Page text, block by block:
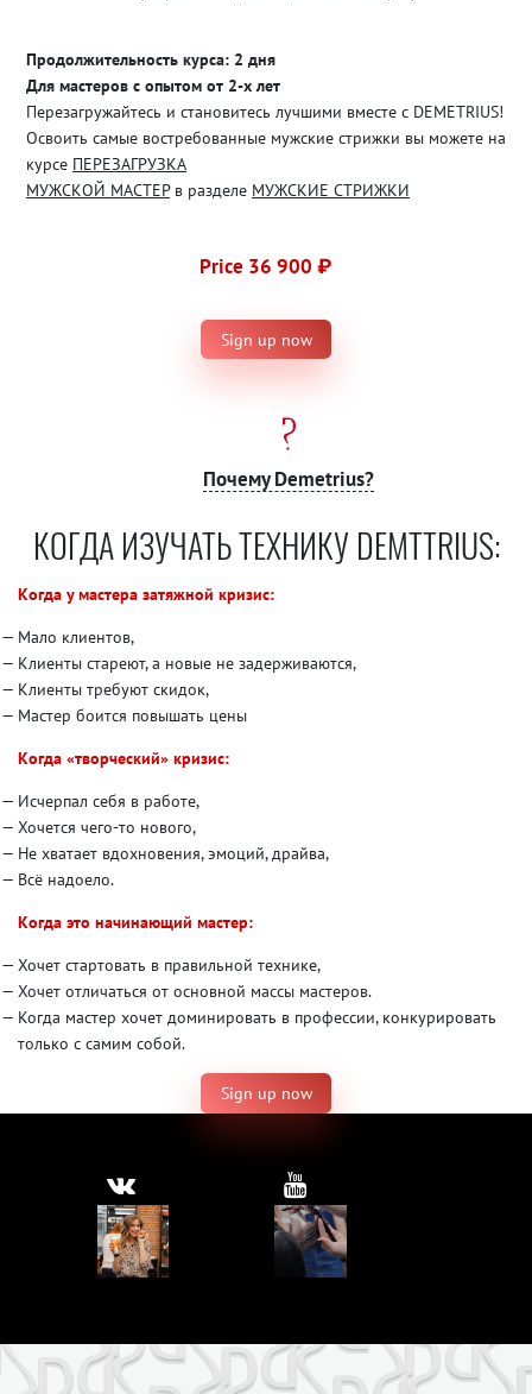
Продолжительность курса: 2 дня
Для мастеров с опытом от 2-х лет
Перезагружайтесь и становитесь лучшими вместе с DEMETRIUS!
Освоить самые востребованные мужские стрижки вы можете на
курсе ПЕРЕЗАГРУЗКА
МУЖСКОЙ МАСТЕРв разделе МУЖСКИЕ СТРИЖКИ
Price 36 900 ₽
Sign up now
Почему Demetrius?
КОГДА ИЗУЧАТЬ ТЕХНИКУ DEMTTRIUS:
Когда у мастера затяжной кризис:
Мало клиентов,
Клиенты стареют, а новые не задерживаются,
Клиенты требуют скидок,
Мастер боится повышать цены
Когда «творческий» кризис:
Исчерпал себя в работе,
Хочется чего-то нового,
Не хватает вдохновения, эмоций, драйва,
Всё надоело.
Когда это начинающий мастер:
Хочет стартовать в правильной технике,
Хочет отличаться от основной массы мастеров.
Когда мастер хочет доминировать в профессии, конкурировать
только с самим собой.
Sign up now